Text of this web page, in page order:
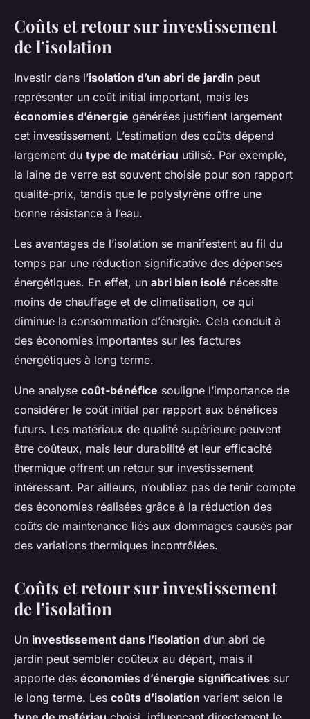
Coûts et retour sur investissement
de l’isolation
Investir dans l’isolation d’un abri de jardin peut
représenter un coût initial important, mais les
économies d’énergie générées justifient largement
cet investissement. L’estimation des coûts dépend
largement du type de matériau utilisé. Par exemple,
la laine de verre est souvent choisie pour son rapport
qualité-prix, tandis que le polystyrène offre une
bonne résistance à l’eau.
Les avantages de l’isolation se manifestent au fil du
temps par une réduction significative des dépenses
énergétiques. En effet, un abri bien isolé nécessite
moins de chauffage et de climatisation, ce qui
diminue la consommation d’énergie. Cela conduit à
des économies importantes sur les factures
énergétiques à long terme.
Une analyse coût-bénéfice souligne l’importance de
considérer le coût initial par rapport aux bénéfices
futurs. Les matériaux de qualité supérieure peuvent
être coûteux, mais leur durabilité et leur efficacité
thermique offrent un retour sur investissement
intéressant. Par ailleurs, n’oubliez pas de tenir compte
des économies réalisées grâce à la réduction des
coûts de maintenance liés aux dommages causés par
des variations thermiques incontrôlées.
Coûts et retour sur investissement
de l’isolation
Un investissement dans l’isolation d’un abri de
jardin peut sembler coûteux au départ, mais il
apporte des économies d’énergie significatives sur
le long terme. Les coûts d’isolation varient selon le